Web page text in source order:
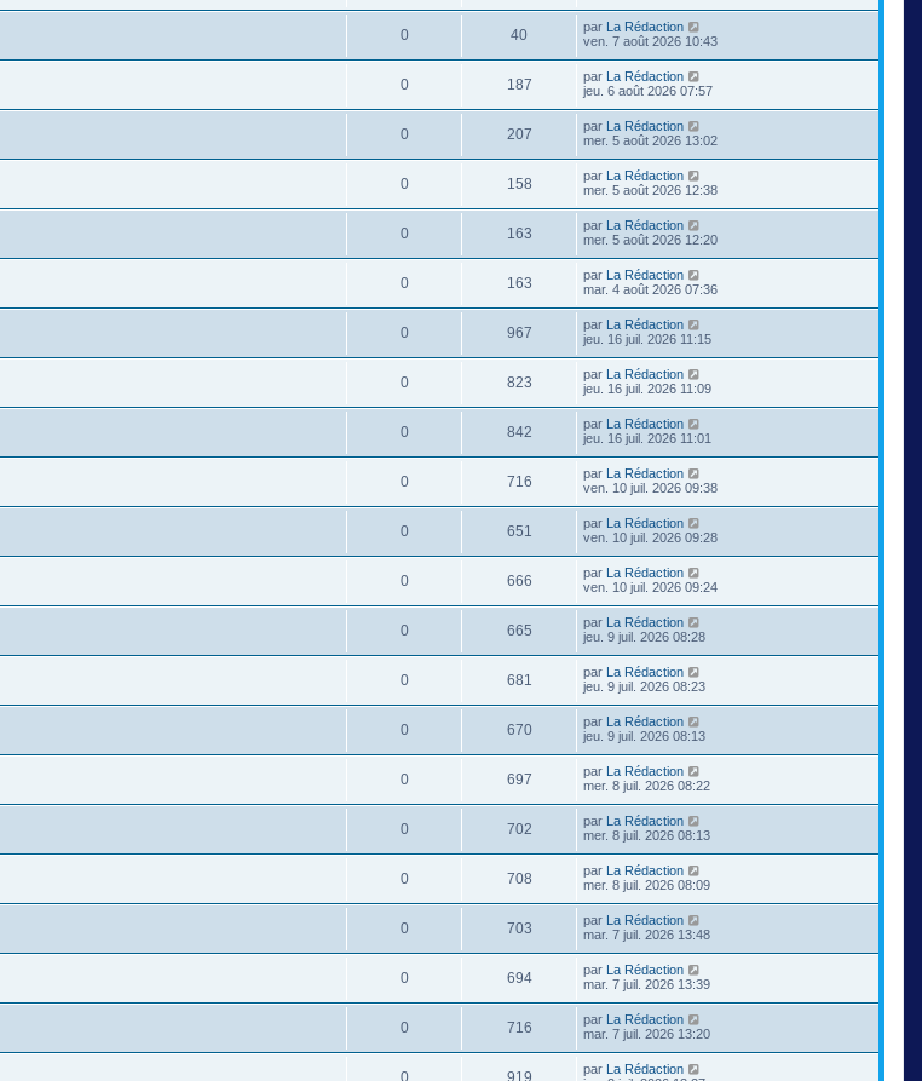
0 40 par La Rédaction
ven. 7 août 2026 10:43
0 187 par La Rédaction
jeu. 6 août 2026 07:57
0 207 par La Rédaction
mer. 5 août 2026 13:02
0 158 par La Rédaction
mer. 5 août 2026 12:38
0 163 par La Rédaction
mer. 5 août 2026 12:20
0 163 par La Rédaction
mar. 4 août 2026 07:36
0 967 par La Rédaction
jeu. 16 juil. 2026 11:15
0 823 par La Rédaction
jeu. 16 juil. 2026 11:09
0 842 par La Rédaction
jeu. 16 juil. 2026 11:01
0 716 par La Rédaction
ven. 10 juil. 2026 09:38
0 651 par La Rédaction
ven. 10 juil. 2026 09:28
0 666 par La Rédaction
ven. 10 juil. 2026 09:24
0 665 par La Rédaction
jeu. 9 juil. 2026 08:28
0 681 par La Rédaction
jeu. 9 juil. 2026 08:23
0 670 par La Rédaction
jeu. 9 juil. 2026 08:13
0 697 par La Rédaction
mer. 8 juil. 2026 08:22
0 702 par La Rédaction
mer. 8 juil. 2026 08:13
0 708 par La Rédaction
mer. 8 juil. 2026 08:09
0 703 par La Rédaction
mar. 7 juil. 2026 13:48
0 694 par La Rédaction
mar. 7 juil. 2026 13:39
0 716 par La Rédaction
mar. 7 juil. 2026 13:20
0 919 par La Rédaction